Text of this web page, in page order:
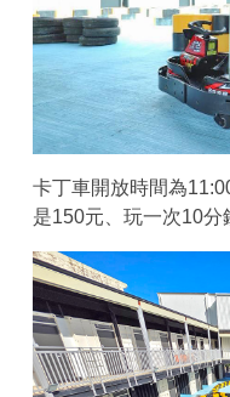
卡丁車開放時間為
是150元、玩一次10分